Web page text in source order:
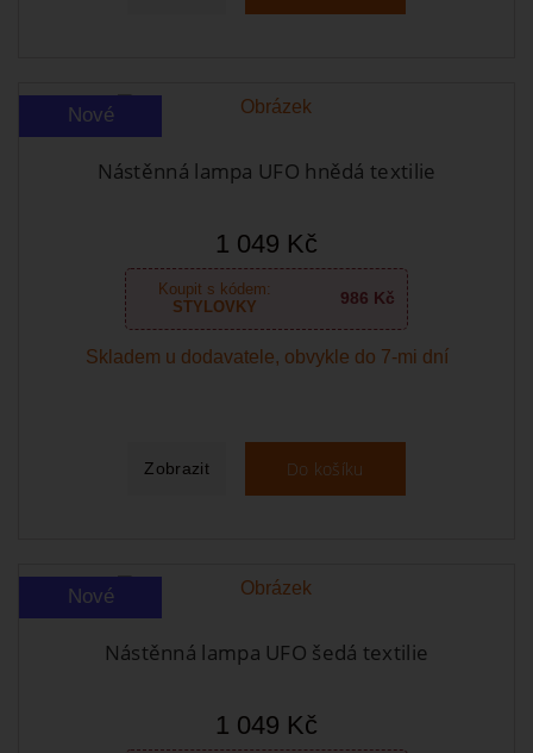
Nové
Nástěnná lampa UFO hnědá textilie
1 049 Kč
Koupit s kódem:
STYLOVKY
986 Kč
Skladem u dodavatele, obvykle do 7-mi dní
Zobrazit Do košíku
Nové
Nástěnná lampa UFO šedá textilie
1 049 Kč